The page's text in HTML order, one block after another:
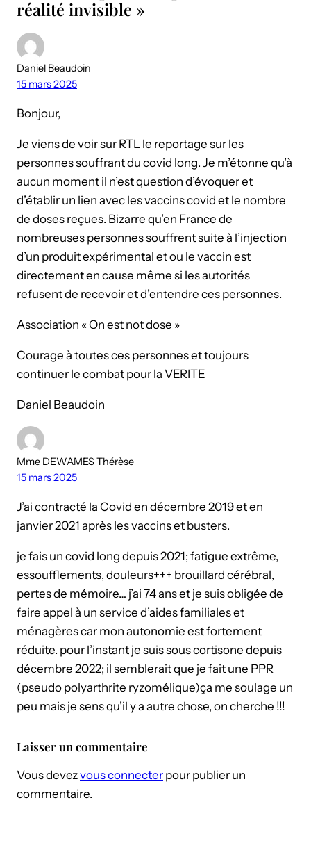
réalité invisible »
Daniel Beaudoin
15 mars 2025
Bonjour,
Je viens de voir sur RTL le reportage sur les
personnes souffrant du covid long. Je m’étonne qu’à
aucun moment il n’est question d’évoquer et
d’établir un lien avec les vaccins covid et le nombre
de doses reçues. Bizarre qu’en France de
nombreuses personnes souffrent suite à l’injection
d’un produit expérimental et ou le vaccin est
directement en cause même si les autorités
refusent de recevoir et d’entendre ces personnes.
Association « On est not dose »
Courage à toutes ces personnes et toujours
continuer le combat pour la VERITE
Daniel Beaudoin
Mme DEWAMES Thérèse
15 mars 2025
J’ai contracté la Covid en décembre 2019 et en
janvier 2021 après les vaccins et busters.
je fais un covid long depuis 2021; fatigue extrême,
essoufflements, douleurs+++ brouillard cérébral,
pertes de mémoire… j’ai 74 ans et je suis obligée de
faire appel à un service d’aides familiales et
ménagères car mon autonomie est fortement
réduite. pour l’instant je suis sous cortisone depuis
décembre 2022; il semblerait que je fait une PPR
(pseudo polyarthrite ryzomélique)ça me soulage un
peu mais je sens qu’il y a autre chose, on cherche !!!
Laisser un commentaire
Vous devezvous connecter pour publier un
commentaire.